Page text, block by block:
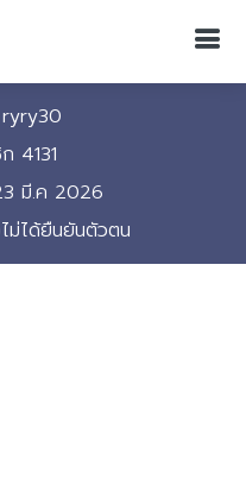
4131
มี.ค 2026
ม่ได้ยืนยันตัวตน